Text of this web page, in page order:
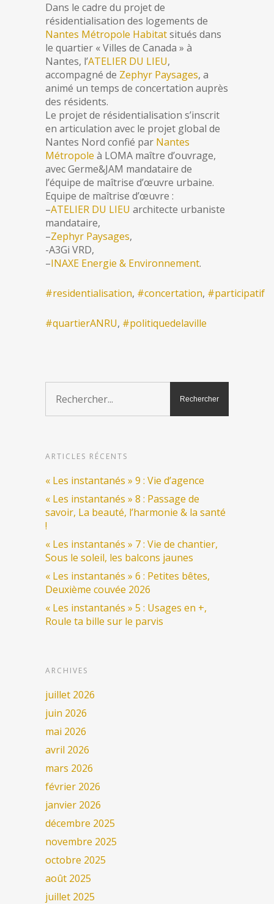
Dans le cadre du projet de
résidentialisation des logements de
Nantes Métropole Habitatsitués dans
le quartier « Villes de Canada » à
Nantes, l’ATELIER DU LIEU,
accompagné de Zephyr Paysages, a
animé un temps de concertation auprès
des résidents.
Le projet de résidentialisation s’inscrit
en articulation avec le projet global de
Nantes Nord confié par Nantes
Métropole à LOMA maître d’ouvrage,
avec Germe&JAM mandataire de
l’équipe de maîtrise d’œuvre urbaine.
Equipe de maîtrise d’œuvre :
–ATELIER DU LIEU architecte urbaniste
mandataire,
–Zephyr Paysages,
-A3Gi VRD,
–INAXE Energie & Environnement.
#residentialisation, #concertation, #participatif
#quartierANRU, #politiquedelaville
ARTICLES RÉCENTS
« Les instantanés » 9 : Vie d’agence
« Les instantanés » 8 : Passage de
savoir, La beauté, l’harmonie & la santé
!
« Les instantanés » 7 : Vie de chantier,
Sous le soleil, les balcons jaunes
« Les instantanés » 6 : Petites bêtes,
Deuxième couvée 2026
« Les instantanés » 5 : Usages en +,
Roule ta bille sur le parvis
ARCHIVES
juillet 2026
juin 2026
mai 2026
avril 2026
mars 2026
février 2026
janvier 2026
décembre 2025
novembre 2025
octobre 2025
août 2025
juillet 2025